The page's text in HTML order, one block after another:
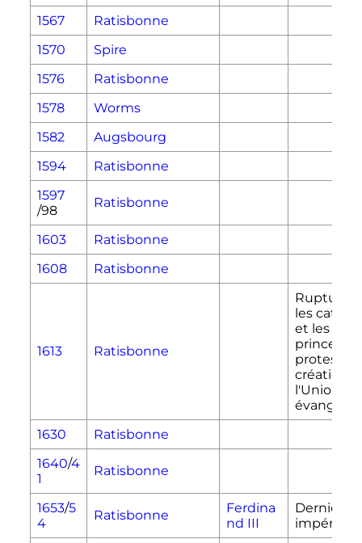
1567
Ratisbonne
1570
Spire
1576
Ratisbonne
1578
Worms
1582
Augsbourg
1594
Ratisbonne
1597
/98
Ratisbonne
1603
Ratisbonne
1608
Ratisbonne
1613 Ratisbonne
Rupture
les
et les
princes
création
l'Union
1630
Ratisbonne
1640/4
1
Ratisbonne
1653/5
4
Ratisbonne
Ferdina
nd III
Dernier
impérial